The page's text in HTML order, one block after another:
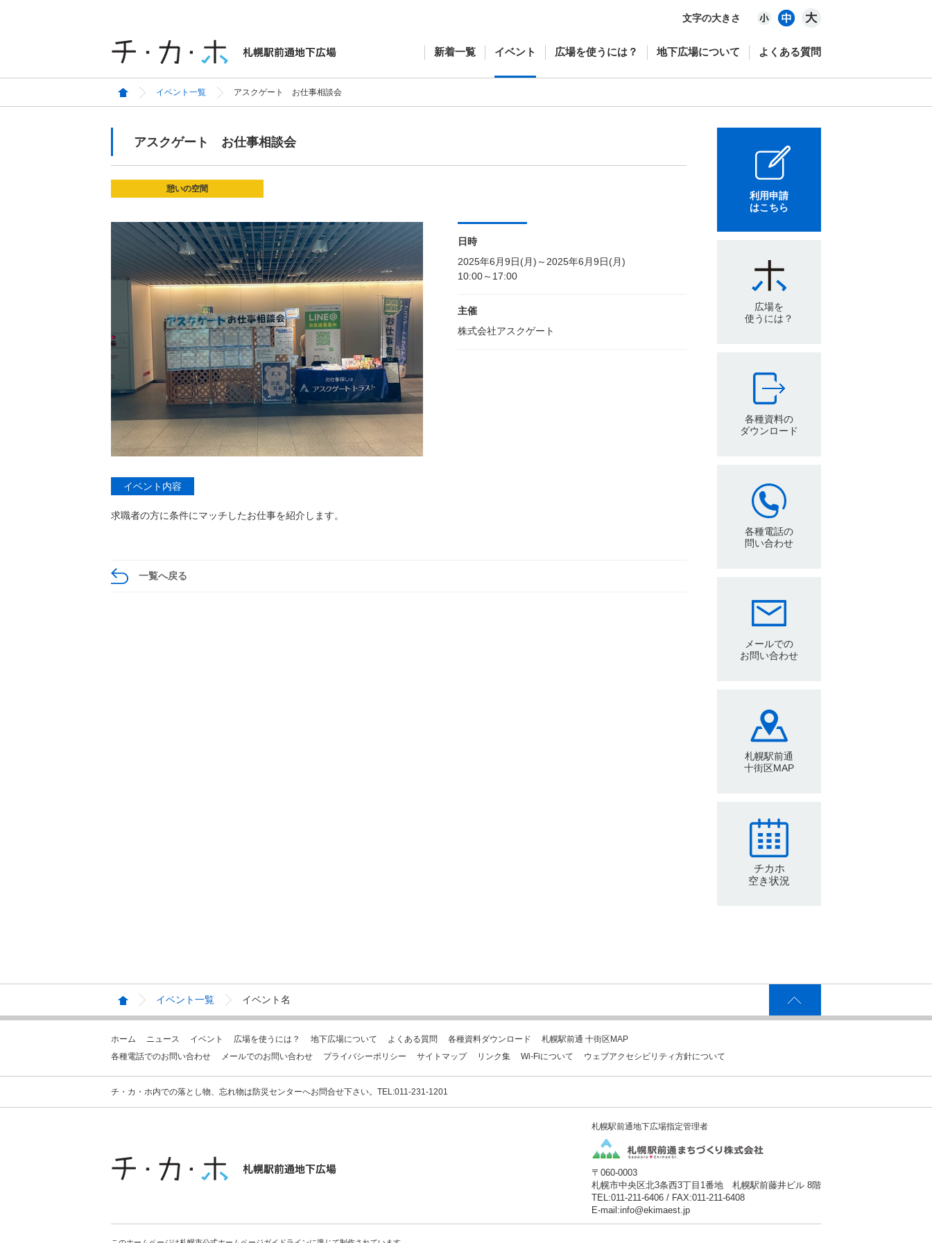
文字の大きさ
新着一覧 イベント 広場を使うには？ 地下広場について よくある質問
イベント一覧 アスクゲート お仕事相談会
アスクゲート お仕事相談会
憩いの空間
日時
2025年6月9日(月)～2025年6月9日(月)
10:00～17:00
主催
株式会社アスクゲート
イベント内容
求職者の方に条件にマッチしたお仕事を紹介します。
一覧へ戻る
利用申請
はこちら
広場を
使うには？
各種資料の
ダウンロード
各種電話の
問い合わせ
メールでの
お問い合わせ
札幌駅前通
十街区MAP
チカホ
空き状況
イベント一覧 イベント名
ホーム ニュース イベント 広場を使うには？ 地下広場について よくある質問 各種資料ダウンロード
札幌駅前通 十街区MAP
各種電話でのお問い合わせ
メールでのお問い合わせ プライバシーポリシー サイトマップ リンク集 Wi-Fiについて ウェブアクセシビリティ方針について
チ・カ・ホ内での落とし物、忘れ物は防災センターへお問合せ下さい。TEL:011-231-1201
札幌駅前通地下広場指定管理者
〒060-0003
札幌市中央区北3条西3丁目1番地 札幌駅前藤井ビル 8階
TEL:011-211-6406 / FAX:011-211-6408
E-mail:info@ekimaest.jp